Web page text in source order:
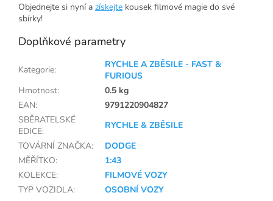
Objednejte si nyní a získejte kousek filmové magie do své
sbírky!
Doplňkové parametry
Kategorie:
RYCHLE A ZBĚSILE - FAST &
FURIOUS
Hmotnost:
0.5 kg
EAN:
9791220904827
SBĚRATELSKÉ
EDICE:
RYCHLE & ZBĚSILE
TOVÁRNÍ ZNAČKA:
DODGE
MĚŘÍTKO:
1:43
KOLEKCE:
FILMOVÉ VOZY
TYP VOZIDLA: OSOBNÍ VOZY